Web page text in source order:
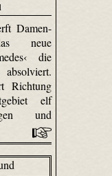
Damen-
neue
die
Richtung
elf
und